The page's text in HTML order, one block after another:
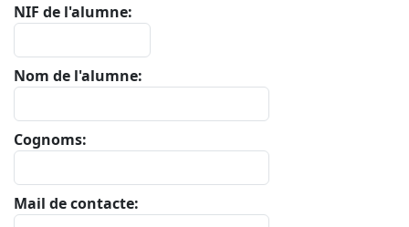
NIF de l'alumne:
Nom de l'alumne:
Cognoms:
Mail de contacte: